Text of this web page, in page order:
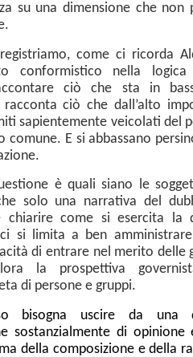
su una dimensione che non
come ci ricorda
conformistico nella
ciò che sta in
racconta ciò che dall’alto
sapientemente veicolati del
comune. E si abbassano
è quali siano le
solo una narrativa del
chiarire come si esercita la
si limita a ben
di entrare nel merito delle
la prospettiva
di persone e gruppi.
bisogna uscire da una
sostanzialmente di
della composizione e della